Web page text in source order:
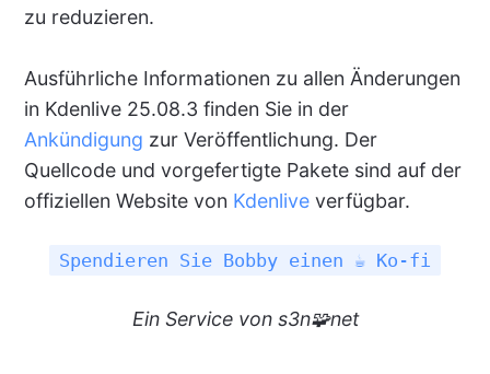
zu reduzieren.
Ausführliche Informationen zu allen Änderungen
in Kdenlive 25.08.3 finden Sie in der
Ankündigung zur Veröffentlichung. Der
Quellcode und vorgefertigte Pakete sind auf der
offiziellen Website von Kdenliveverfügbar.
Spendieren Sie Bobby einen ☕ Ko-fi
Ein Servicevon s3n🧩net